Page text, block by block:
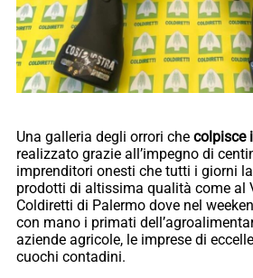
Una galleria degli orrori che colpisce
realizzato grazie all’impegno di
imprenditori onesti che tutti i giorni
prodotti di altissima qualità come al
Coldiretti di Palermo dove nel
con mano i primati
aziende agricole, le imprese di
cuochi contadini.